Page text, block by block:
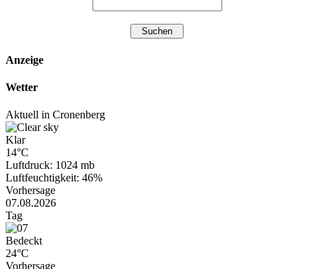
Anzeige
Wetter
Aktuell in Cronenberg
Klar
14°C
Luftdruck: 1024 mb
Luftfeuchtigkeit: 46%
Vorhersage
07.08.2026
Tag
Bedeckt
24°C
Vorhersage